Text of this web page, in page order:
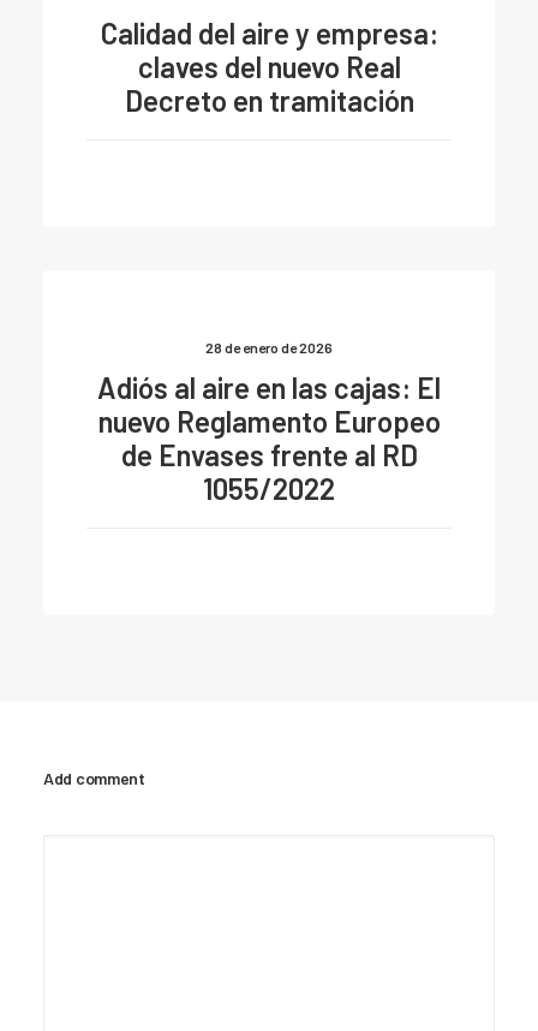
Calidad del aire y empresa:
claves del nuevo Real
Decreto en tramitación
28 de enero de 2026
Adiós al aire en las cajas: El
nuevo Reglamento Europeo
de Envases frente al RD
1055/2022
Add comment